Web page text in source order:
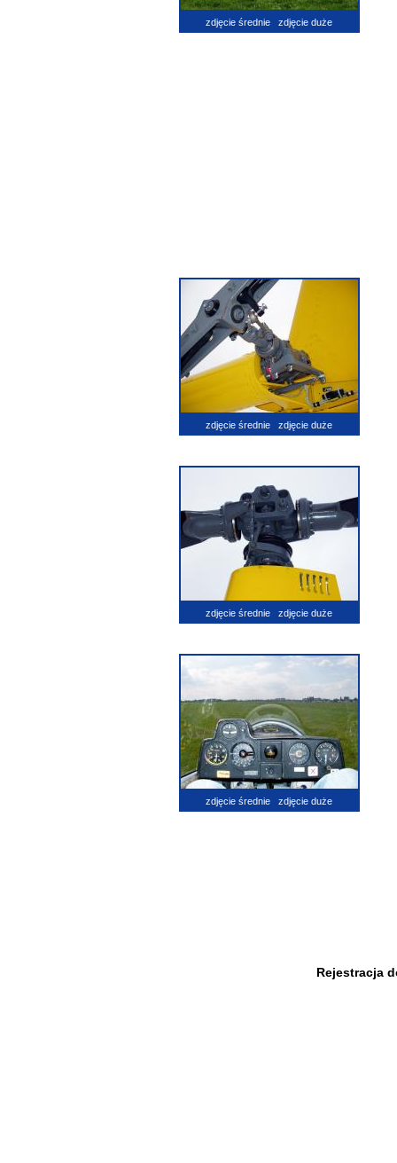
zdjęcie średnie zdjęcie duże
zdjęcie średnie zdjęcie duże
zdjęcie średnie zdjęcie duże
zdjęcie średnie zdjęcie duże
Rejestracja